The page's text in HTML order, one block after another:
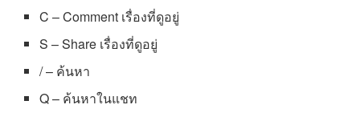
C – Comment เรื่องที่ดูอยู่
S – Share เรื่องที่ดูอยู่
/ – ค้นหา
Q – ค้นหาในแชท